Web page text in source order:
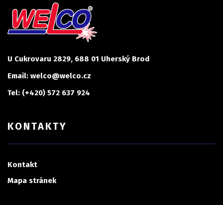
U Cukrovaru 2829, 688 01 Uherský Brod
Email: welco@welco.cz
Tel: (+420) 572 637 924
KONTAKTY
Kontakt
Mapa stránek